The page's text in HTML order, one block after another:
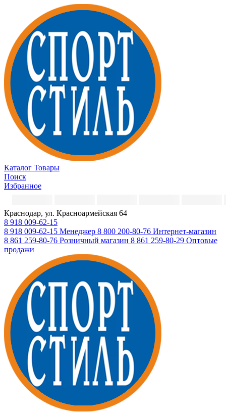
Каталог Товары
Поиск
Избранное
Краснодар, ул. Красноармейская 64
8 918 009-62-15
8 918 009-62-15 Менеджер 8 800 200-80-76 Интернет-магазин
8 861 259-80-76 Розничный магазин 8 861 259-80-29 Оптовые
продажи